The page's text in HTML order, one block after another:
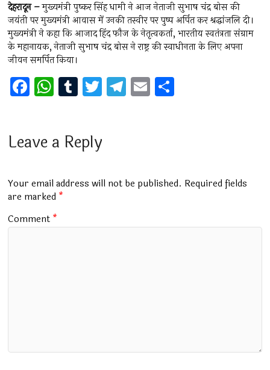
देहरादून –मुख्यमंत्री पुष्कर सिंह धामी ने आज नेताजी सुभाष चंद्र बोस की
जयंती पर मुख्यमंत्री आवास में उनकी तस्वीर पर पुष्प अर्पित कर श्रद्धांजलि दी।
मुख्यमंत्री ने कहा कि आजाद हिंद फौज के नेतृत्वकर्ता, भारतीय स्वतंत्रता संग्राम
के महानायक, नेताजी सुभाष चंद्र बोस ने राष्ट्र की स्वाधीनता के लिए अपना
जीवन समर्पित किया।
F
a
b
o
k
W
h
s
p
p
T
u
bl
T
wi
er
T
el
m
E
m
Leave a Reply
Your email address will not be published. Required fields
are marked *
Comment *